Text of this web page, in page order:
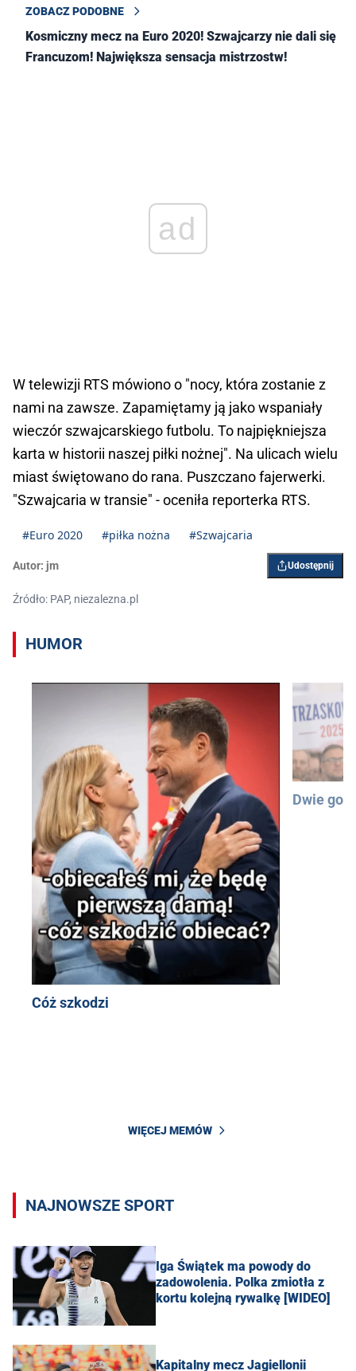
ZOBACZ PODOBNE
Kosmiczny mecz na Euro 2020! Szwajcarzy nie dali się
Francuzom! Największa sensacja mistrzostw!
ad
W telewizji RTS mówiono o "nocy, która zostanie z
nami na zawsze. Zapamiętamy ją jako wspaniały
wieczór szwajcarskiego futbolu. To najpiękniejsza
karta w historii naszej piłki nożnej". Na ulicach wielu
miast świętowano do rana. Puszczano fajerwerki.
"Szwajcaria w transie" - oceniła reporterka RTS.
#Euro 2020 #piłka nożna #Szwajcaria
Autor: jm Udostępnij
Źródło: PAP, niezalezna.pl
HUMOR
Cóż szkodzi
Dwie
WIĘCEJ MEMÓW
NAJNOWSZE SPORT
Iga Świątek ma powody do
zadowolenia. Polka zmiotła z
kortu kolejną rywalkę [WIDEO]
Kapitalny mecz Jagiellonii